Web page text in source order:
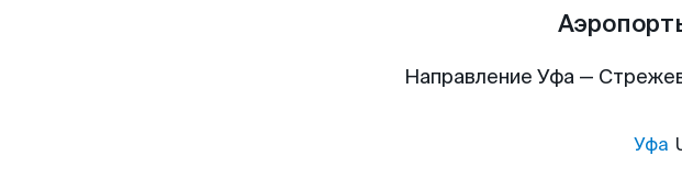
Направление Уфа —
Уфа